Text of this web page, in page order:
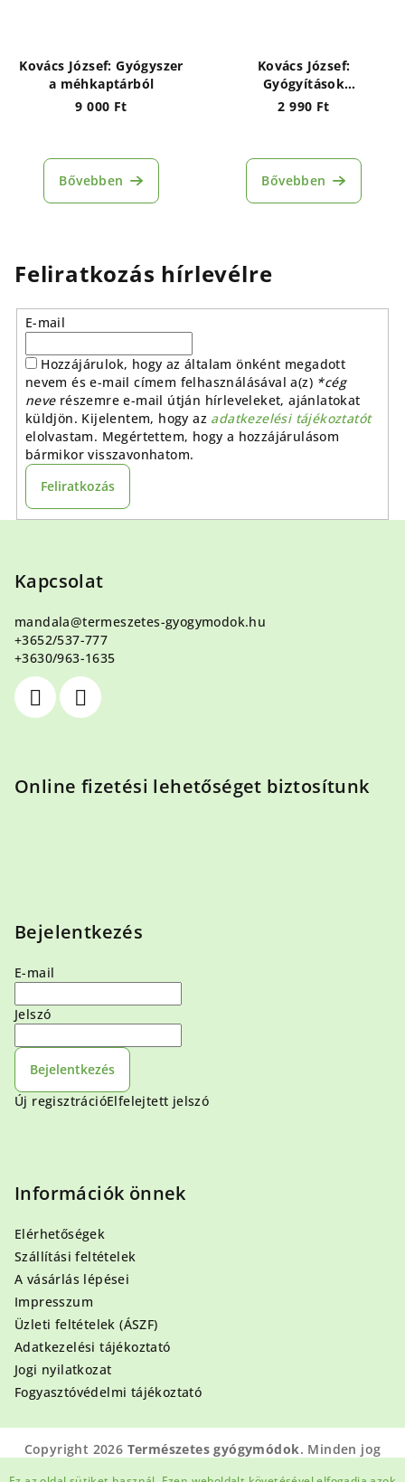
Kovács József: Gyógyszer
a méhkaptárból
9 000 Ft
Bővebben
Kovács József:
Gyógyítások
fokhagymával és
2 990 Ft
Bővebben
Feliratkozás hírlevélre
E-mail
Hozzájárulok, hogy az általam önként megadott
nevem és e-mail címem felhasználásával a(z) *cég
neverészemre e-mail útján hírleveleket, ajánlatokat
küldjön. Kijelentem, hogy az adatkezelési tájékoztatót
elolvastam. Megértettem, hogy a hozzájárulásom
bármikor visszavonhatom.
Feliratkozás
Kapcsolat
mandala@termeszetes-gyogymodok.hu
+3652/537-777
+3630/963-1635
Online fizetési lehetőséget biztosítunk
Bejelentkezés
E-mail
Jelszó
Bejelentkezés
Új regisztrációElfelejtett jelszó
Információk önnek
Elérhetőségek
Szállítási feltételek
A vásárlás lépései
Impresszum
Üzleti feltételek (ÁSZF)
Adatkezelési tájékoztató
Jogi nyilatkozat
Fogyasztóvédelmi tájékoztató
Copyright 2026 Természetes gyógymódok. Minden jog
fenntartva.